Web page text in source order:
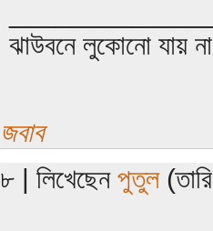
ঝাউবনে লুকোনো যায় না
জবাব
৮ | লিখেছেন পুতুল